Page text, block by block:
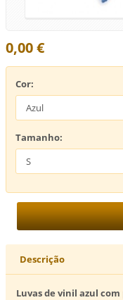
0,00 €
Cor:
Tamanho:
Descrição
Luvas de vinil azul com